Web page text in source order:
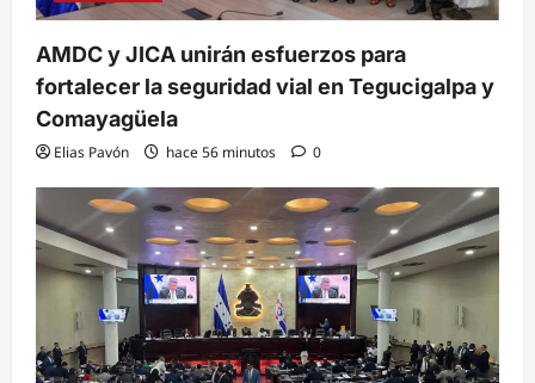
AMDC y JICA unirán esfuerzos para
fortalecer la seguridad vial en Tegucigalpa y
Comayagüela
Elias Pavón hace 56 minutos 0